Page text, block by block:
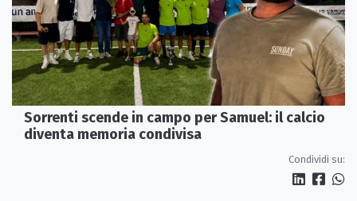
Sorrenti scende in campo per Samuel: il calcio
diventa memoria condivisa
Condividi su: